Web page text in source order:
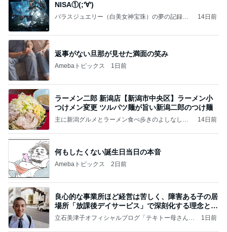
NISA①(;'∀')
パラスジュエリー（白美女神宝珠）の夢の記録
14日前
返事がない旦那が見せた満面の笑み
Amebaトピックス 1日前
ラーメン二郎 新潟店【新潟市中央区】ラーメン小
つけメン変更 ツルパツ麺が旨い新潟二郎のつけ麺
主に新潟グルメとラーメン食べ歩きのよしなしご
14日前
何もしたくない誕生日当日の本音
Amebaトピックス 2日前
良心的な事業所ほど経営は苦しく、障害ある子の居
場所「放課後デイサービス」で深刻化する理念と現
実の
立石美津子オフィシャルブログ「テキトー母さんの
1日前